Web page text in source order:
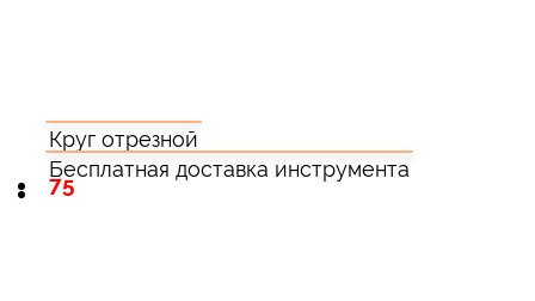
Бесплатная доставка инструмента
Круг отрезной
75